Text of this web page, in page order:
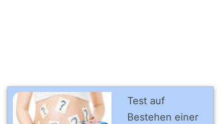
Test auf
Bestehen einer